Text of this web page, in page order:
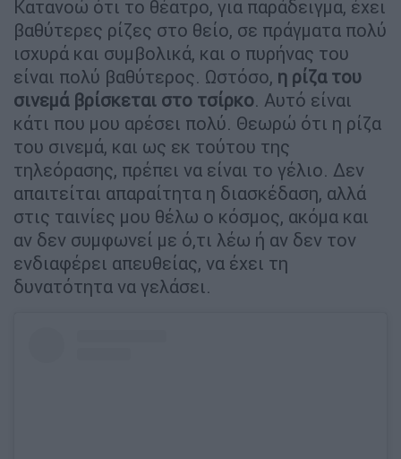
Κατανοώ ότι το θέατρο, για παράδειγμα, έχει
βαθύτερες ρίζες στο θείο, σε πράγματα πολύ
ισχυρά και συμβολικά, και ο πυρήνας του
είναι πολύ βαθύτερος. Ωστόσο, η ρίζα του
σινεμά βρίσκεται στο τσίρκο. Αυτό είναι
κάτι που μου αρέσει πολύ. Θεωρώ ότι η ρίζα
του σινεμά, και ως εκ τούτου της
τηλεόρασης, πρέπει να είναι το γέλιο. Δεν
απαιτείται απαραίτητα η διασκέδαση, αλλά
στις ταινίες μου θέλω ο κόσμος, ακόμα και
αν δεν συμφωνεί με ό,τι λέω ή αν δεν τον
ενδιαφέρει απευθείας, να έχει τη
δυνατότητα να γελάσει.